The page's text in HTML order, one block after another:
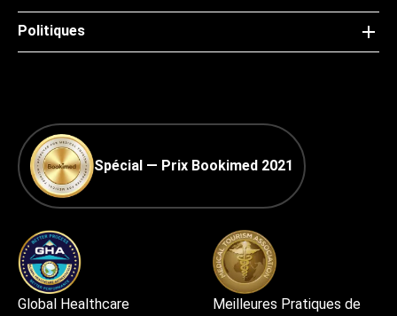
Politiques
Spécial — Prix Bookimed 2021
Global Healthcare
Meilleures Pratiques de